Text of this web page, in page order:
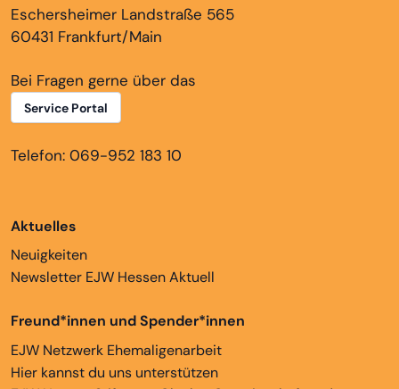
Eschersheimer Landstraße 565
60431 Frankfurt/Main
Bei Fragen gerne über das
Service Portal
Telefon: 069-952 183 10
Aktuelles
Neuigkeiten
Newsletter EJW Hessen Aktuell
Freund*innen und Spender*innen
EJW Netzwerk Ehemaligenarbeit
Hier kannst du uns unterstützen